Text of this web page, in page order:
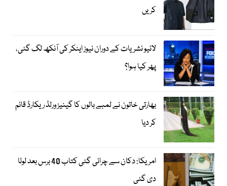
کریں
لائیو نشریات کے دوران نیوز اینکر کی آنکھ لگ گئی،
پھر کیا ہوا؟
بھارتی خاتون نے لمبے بالوں کا گینیز ورلڈ ریکارڈ قائم
کر دیا
امریکا: دکان سے چرائی گئی کتاب 40 برس بعد لوٹا
دی گئی